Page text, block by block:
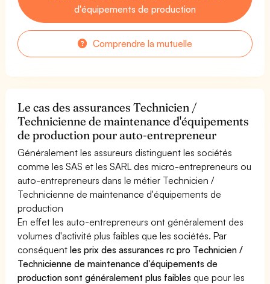
d'équipements de production
Comprendre la mutuelle
Le cas des assurances Technicien /
Technicienne de maintenance d'équipements
de production pour auto-entrepreneur
Généralement les assureurs distinguent les sociétés
comme les SAS et les SARL des micro-entrepreneurs ou
auto-entrepreneurs dans le métier Technicien /
Technicienne de maintenance d'équipements de
production
En effet les auto-entrepreneurs ont généralement des
volumes d'activité plus faibles que les sociétés. Par
conséquentles prix des assurances rc pro Technicien /
Technicienne de maintenance d'équipements de
production sont généralement plus faibles que pour les